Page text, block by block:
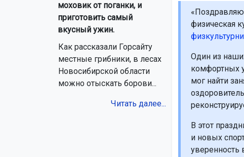
моховик от поганки, и
приготовить самый
вкусный ужин.
Как рассказали Горсайту
местные грибники, в лесах
Новосибирской области
можно отыскать борови...
Читать далее...
«Поздравляю
физическая
Один из
комфортных
мог найти
В этот
и новых
уверенность